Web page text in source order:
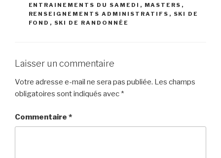
ENTRAINEMENTS DU SAMEDI , MASTERS ,
RENSEIGNEMENTS ADMINISTRATIFS , SKI DE
FOND , SKI DE RANDONNÉE
Laisser un commentaire
Votre adresse e-mail ne sera pas publiée. Les champs
obligatoires sont indiqués avec *
Commentaire *